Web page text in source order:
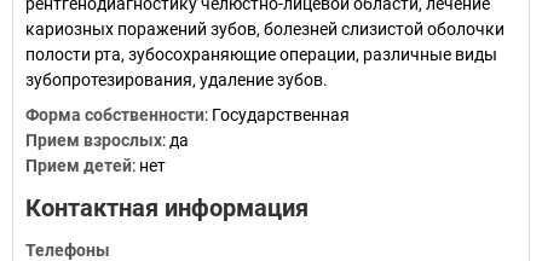
кариозных поражений зубов, болезней слизистой оболочки
полости рта, зубосохраняющие операции, различные виды
зубопротезирования, удаление зубов.
Форма собственности: Государственная
Прием взрослых: да
Прием детей: нет
Контактная информация
Телефоны